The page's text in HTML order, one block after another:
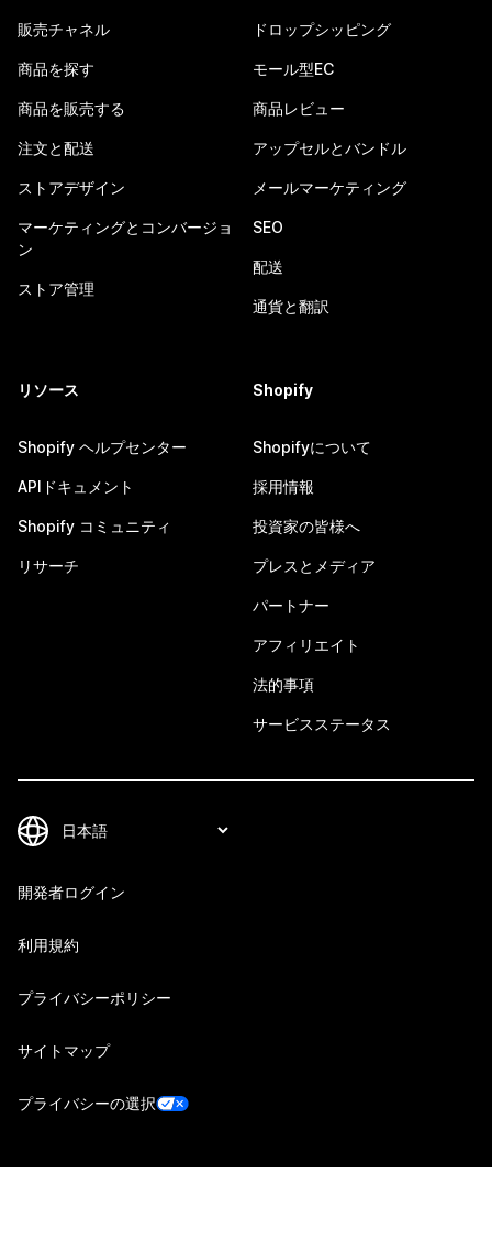
販売チャネル
商品を探す
商品を販売する
注文と配送
ストアデザイン
マーケティングとコンバージョ
ン
ストア管理
ドロップシッピング
モール型EC
商品レビュー
アップセルとバンドル
メールマーケティング
SEO
配送
通貨と翻訳
リソース
Shopify ヘルプセンター
APIドキュメント
Shopify コミュニティ
リサーチ
Shopify
Shopifyについて
採用情報
投資家の皆様へ
プレスとメディア
パートナー
アフィリエイト
法的事項
サービスステータス
開発者ログイン
利用規約
プライバシーポリシー
サイトマップ
プライバシーの選択